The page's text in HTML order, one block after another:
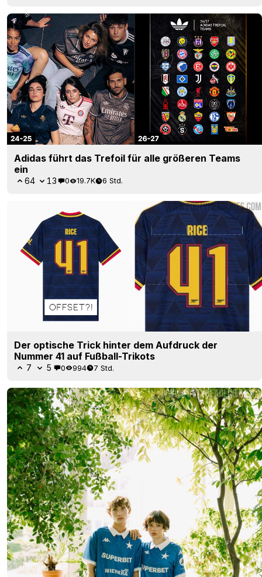
Adidas führt das Trefoil für alle größeren Teams
ein
64 13 0 19.7K 6 Std.
Der optische Trick hinter dem Aufdruck der
Nummer 41 auf Fußball-Trikots
7 5 0 994 7 Std.